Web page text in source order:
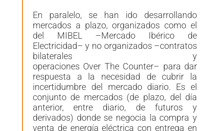
En paralelo, se han ido desarrollando
mercados a plazo, organizados como el
del MIBEL –Mercado Ibérico de
Electricidad– y no organizados –contratos
bilaterales y
operaciones Over The Counter– para dar
respuesta a la necesidad de cubrir la
incertidumbre del mercado diario. Es el
conjunto de mercados (de plazo, del día
anterior, entre diario, de futuros y
derivados) donde se negocia la compra y
venta de energía eléctrica con entrega en